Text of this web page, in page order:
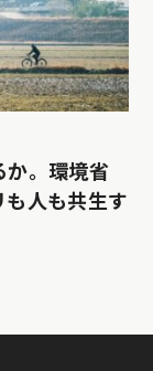
か。環境省
も人も共生す